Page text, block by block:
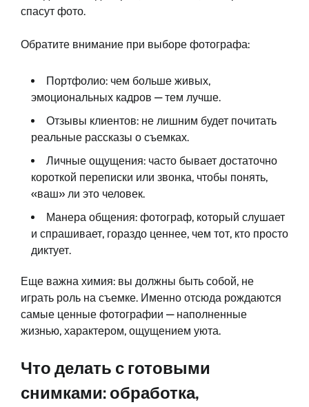
спасут фото.
Обратите внимание при выборе фотографа:
Портфолио: чем больше живых,
эмоциональных кадров — тем лучше.
Отзывы клиентов: не лишним будет почитать
реальные рассказы о съемках.
Личные ощущения: часто бывает достаточно
короткой переписки или звонка, чтобы понять,
«ваш» ли это человек.
Манера общения: фотограф, который слушает
и спрашивает, гораздо ценнее, чем тот, кто просто
диктует.
Еще важна химия: вы должны быть собой, не
играть роль на съемке. Именно отсюда рождаются
самые ценные фотографии — наполненные
жизнью, характером, ощущением уюта.
Что делать с готовыми
снимками: обработка,